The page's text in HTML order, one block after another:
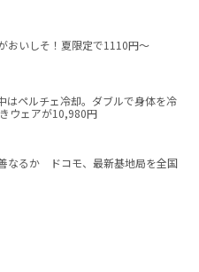
おいしそ！夏限定で1110円～
はペルチェ冷却。ダブルで身体を冷
ウェアが10,980円
なるか ドコモ、最新基地局を全国